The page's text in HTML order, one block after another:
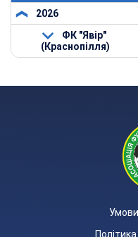
2026
ФК "Явір"
(Краснопілля)